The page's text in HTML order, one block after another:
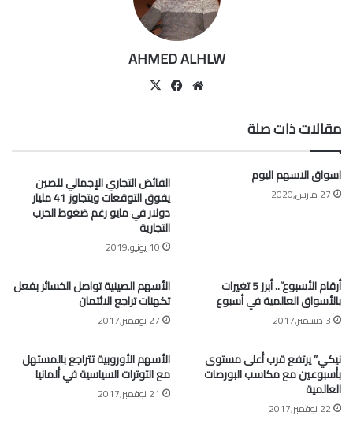
AHMED ALHLW
موقعفيسبوك
مقالات ذات صلة
اسواق الاسهم اليوم
27 مارس,2020
الفائض التجاري الإجمالي للصين
يفوق التوقعات ويتجاوز 41 مليار
دولار في مايو رغم ضغوط الحرب
التجارية
10 يونيو,2019
أرقام الأسبوع”.. أبرز 5 تغيرات
بالأسواق العالمية في أسبوع
3 ديسمبر,2017
الأسهم الصينية تواصل الخسائر بفعل
تكهنات تراجع الائتمان
27 نوفمبر,2017
نيكي” يرتفع قرب أعلى مستوى
بأسبوعين مع مكاسب البورصات
العالمية
22 نوفمبر,2017
الأسهم الأوروبية تتراجع بالمستهل
مع التوترات السياسية في ألمانيا
21 نوفمبر,2017